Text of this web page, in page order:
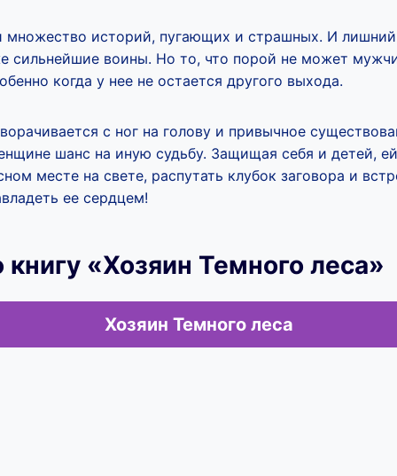
множество историй, пугающих и страшных. И лишний
сильнейшие воины. Но то, что порой не может
когда у нее не остается другого выхода.
с ног на голову и привычное
шанс на иную судьбу. Защищая себя и детей,
месте на свете, распутать клубок заговора и
ее сердцем!
«Хозяин Темного леса»
Хозяин Темного леса